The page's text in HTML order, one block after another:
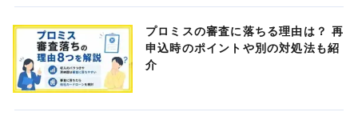
プロミスの審査に落ちる理由は？ 再
申込時のポイントや別の対処法も紹
介